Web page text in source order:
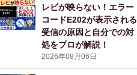
レビが映らない！エラー
コードE202が表示される
受信の原因と自分での対
処をプロが解説！
2026年08月06日